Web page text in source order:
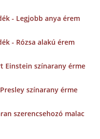
- Legjobb anya érem
- Rózsa alakú érem
Einstein színarany érme
színarany érme
szerencsehozó malac